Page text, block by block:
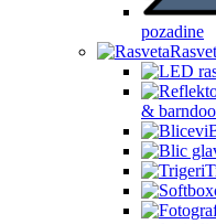
pozadine
&